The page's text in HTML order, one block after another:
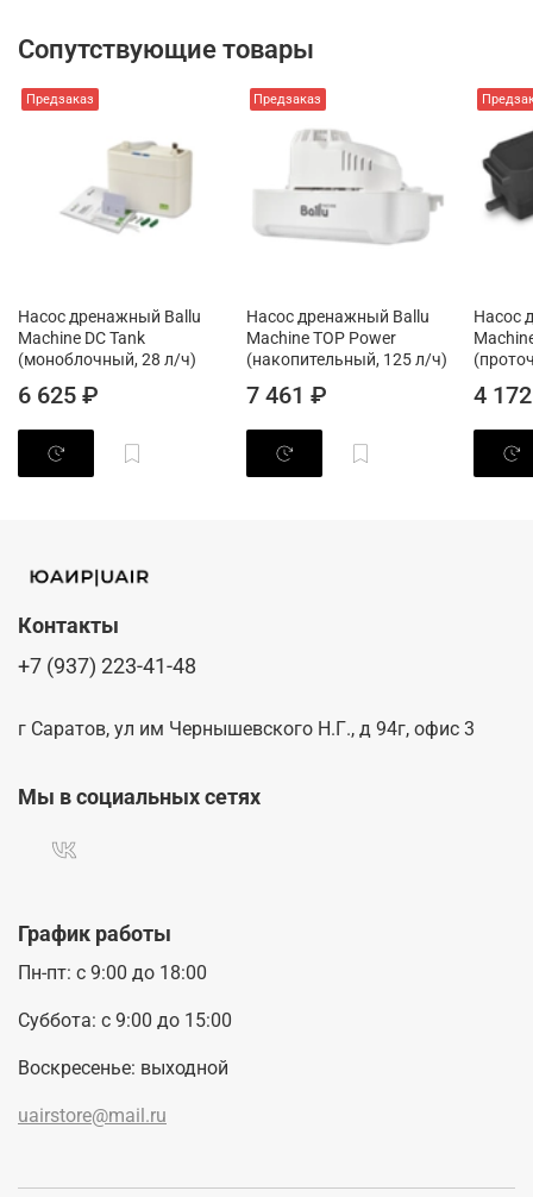
Сопутствующие товары
Предзаказ
Насос дренажный Ballu
Machine DС Tank
(моноблочный, 28 л/ч)
6 625 ₽
Предзаказ
Насос дренажный Ballu
Machine TOP Power
(накопительный, 125 л/ч)
7 461 ₽
Насос
4
График работы
Пн-пт: с 9:00 до 18:00
Суббота: с 9:00 до 15:00
Воскресенье: выходной
uairstore@mail.ru
Контакты
+7 (937) 223-41-48
г Саратов, ул им Чернышевского Н.Г., д 94г, офис 3
Мы в социальных сетях